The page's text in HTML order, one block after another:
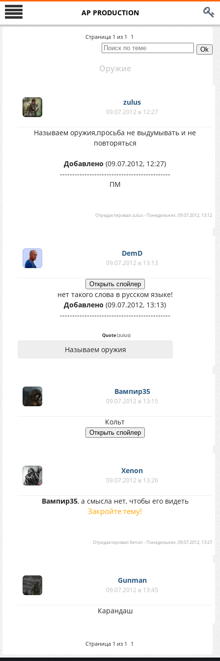
AP PRODUCTION
Страница 1 из 1 1
Оружие
zulus
09.07.2012 в 12:27
Называем оружия,просьба не выдумывать и не
повторяться
Добавлено (09.07.2012, 12:27)
---------------------------------------------
ПМ
Отредактировалzulus- Понедельник, 09.07.2012, 13:12
DemD
09.07.2012 в 13:13
нет такого слова в русском языке!
Добавлено (09.07.2012, 13:13)
---------------------------------------------
Quote(zulus)
Называем оружия
Вампир35
09.07.2012 в 13:15
Кольт
Xenon
09.07.2012 в 13:26
Вампир35, а смысла нет, чтобы его видеть
Закройте тему!
ОтредактировалXenon - Понедельник, 09.07.2012, 13:27
Gunman
09.07.2012 в 13:45
Карандаш
Страница 1 из 1 1